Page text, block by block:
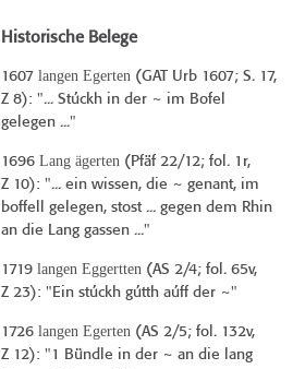
Historische Belege
1607 langen Egerten(GAT Urb 1607; S. 17,
Z 8): "... Stúckh in der ~ im Bofel
gelegen ..."
1696 Lang ägerten( Pfäf 22/12; fol. 1r,
Z 10): "... ein wissen, die ~ genant, im
boffell gelegen, stost ... gegen dem Rhin
an die Lang gassen ..."
1719 langen Eggertten(AS 2/4; fol. 65v,
Z 23): "Ein stúckh gútth aúff der ~"
1726 langen Egerten(AS 2/5; fol. 132v,
Z 12): "1 Bündle in der ~ an die lang